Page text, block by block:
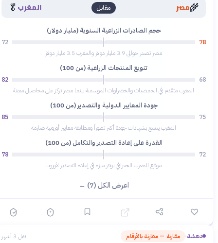
🌾مصر مقابل المغرب🥬
حجم الصادرات الزراعية السنوية (مليار دولار)
78
72
مصر تصدر حوالي 3.9 مليار دولار والمغرب 3.5 مليار دولار
تنويع المنتجات الزراعية (من 100)
68
82
المغرب متقدم في الحمضيات والخضراوات الموسمية بينما مصر تركز على محاصيل معينة
جودة المعايير الدولية والتصدير (من 100)
75
85
المغرب يتمتع بشهادات جودة أكثر تطوراً ومطابقة معايير أوروبية صارمة
القدرة على إعادة التصدير والتكامل (من 100)
72
78
موقع المغرب الجغرافي يوفر ميزة في إعادة التصدير لأوروبا
اعرض الكل (7) ←
دهشة› مقارنة — مقارنة بالأرقام قبل 3 أشهر